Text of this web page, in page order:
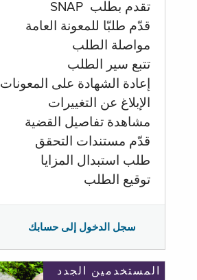
تقدم بطلب SNAP
قدّم طلبّا للمعونة العامة
مواصلة الطلب
تتبع سير الطلب
إعادة الشهادة على المعونات
الإبلاغ عن التغييرات
مشاهدة تفاصيل القضية
قدّم مستندات التحقق
طلب استبدال المزايا
توقيع الطلب
سجل الدخول إلى حسابك
المستخدمين الجدد